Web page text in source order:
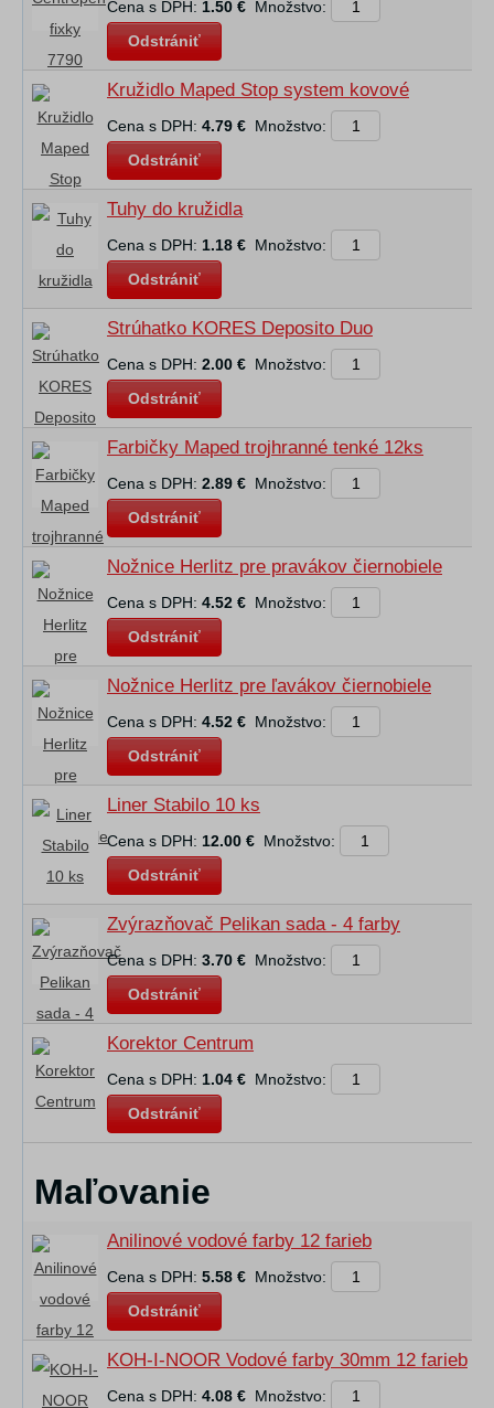
Cena s DPH: 1.50 € Množstvo:
Odstrániť
Kružidlo Maped Stop system kovové
Cena s DPH: 4.79 € Množstvo:
Odstrániť
Tuhy do kružidla
Cena s DPH: 1.18 € Množstvo:
Odstrániť
Strúhatko KORES Deposito Duo
Cena s DPH: 2.00 € Množstvo:
Odstrániť
Farbičky Maped trojhranné tenké 12ks
Cena s DPH: 2.89 € Množstvo:
Odstrániť
Nožnice Herlitz pre pravákov čiernobiele
Cena s DPH: 4.52 € Množstvo:
Odstrániť
Nožnice Herlitz pre ľavákov čiernobiele
Cena s DPH: 4.52 € Množstvo:
Odstrániť
Liner Stabilo 10 ks
Cena s DPH: 12.00 € Množstvo:
Odstrániť
Zvýrazňovač Pelikan sada - 4 farby
Cena s DPH: 3.70 € Množstvo:
Odstrániť
Korektor Centrum
Cena s DPH: 1.04 € Množstvo:
Odstrániť
Maľovanie
Anilinové vodové farby 12 farieb
Cena s DPH: 5.58 € Množstvo:
Odstrániť
KOH-I-NOOR Vodové farby 30mm 12 farieb
Cena s DPH: 4.08 € Množstvo: